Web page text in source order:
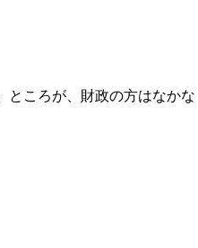
ところが、財政の方はなかな